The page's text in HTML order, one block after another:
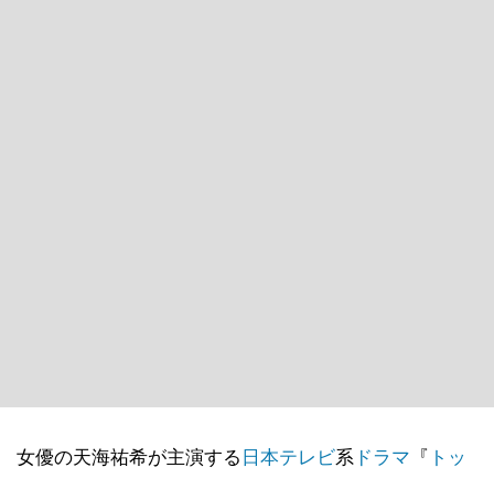
女優の天海祐希が主演する 日本テレビ系 ドラマ 『 トッ